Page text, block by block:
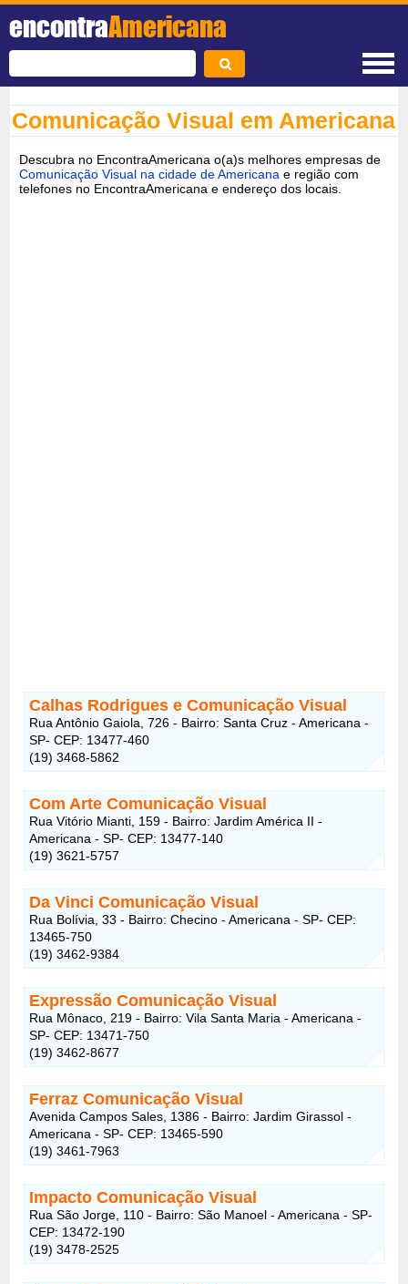
encontraAmericana
Comunicação Visual em Americana
Descubra no EncontraAmericana o(a)s melhores empresas de
Comunicação Visual na cidade de Americana e região com
telefones no EncontraAmericana e endereço dos locais.
Calhas Rodrigues e Comunicação Visual
Rua Antônio Gaiola, 726 - Bairro: Santa Cruz - Americana -
SP- CEP: 13477-460
(19) 3468-5862
Com Arte Comunicação Visual
Rua Vitório Mianti, 159 - Bairro: Jardim América II -
Americana - SP- CEP: 13477-140
(19) 3621-5757
Da Vinci Comunicação Visual
Rua Bolívia, 33 - Bairro: Checino - Americana - SP- CEP:
13465-750
(19) 3462-9384
Expressão Comunicação Visual
Rua Mônaco, 219 - Bairro: Vila Santa Maria - Americana -
SP- CEP: 13471-750
(19) 3462-8677
Ferraz Comunicação Visual
Avenida Campos Sales, 1386 - Bairro: Jardim Girassol -
Americana - SP- CEP: 13465-590
(19) 3461-7963
Impacto Comunicação Visual
Rua São Jorge, 110 - Bairro: São Manoel - Americana - SP-
CEP: 13472-190
(19) 3478-2525